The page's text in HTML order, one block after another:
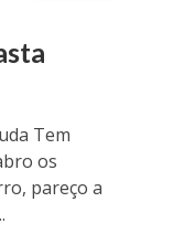
Tem
os
pareço a